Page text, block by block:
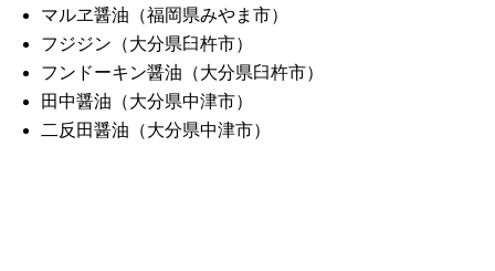
マルヱ醤油（福岡県みやま市）
フジジン（大分県臼杵市）
フンドーキン醤油（大分県臼杵市）
田中醤油（大分県中津市）
二反田醤油（大分県中津市）